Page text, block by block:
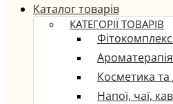
Каталог товарів
КАТЕГОРІЇ ТОВАРІВ
Ароматерапія
Косметика та
Напої, чаї,